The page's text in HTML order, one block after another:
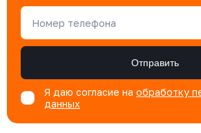
Номер телефона
Отправить
Я даю согласие на обработку
данных